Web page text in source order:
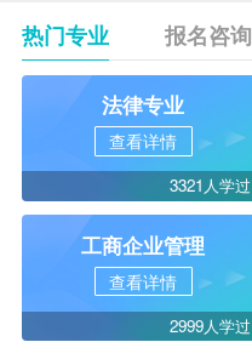
热门专业 报名咨询
法律专业
查看详情
3321人学过
工商企业管理
查看详情
2999人学过